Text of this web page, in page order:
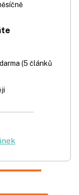
(5 článků